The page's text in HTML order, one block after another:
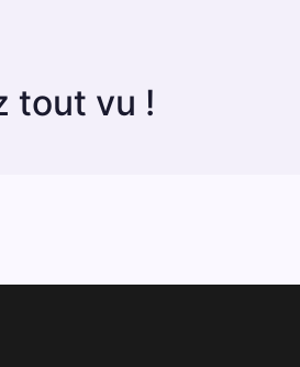
tout vu !